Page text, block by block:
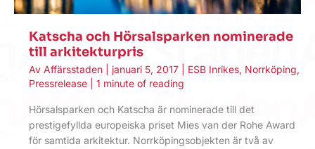
Katscha och Hörsalsparken nominerade
till arkitekturpris
Av Affärsstaden januari 5, 2017 ESB Inrikes, Norrköping,
Pressrelease
1 minute of reading
Hörsalsparken och Katscha är nominerade till det
prestigefyllda europeiska priset Mies van der Rohe Award
för samtida arkitektur. Norrköpingsobjekten är två av